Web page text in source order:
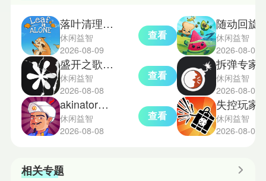
落叶清理模拟器手机移植版
休闲益智
2026-08-09
查看
盛开之歌完整版
休闲益智
2026-08-08
查看
akinator神灯猜人名
休闲益智
2026-08-08
查看
休闲益智
2026-08-08
休闲益智
2026-08-07
休闲益智
2026-08-07
相关专题